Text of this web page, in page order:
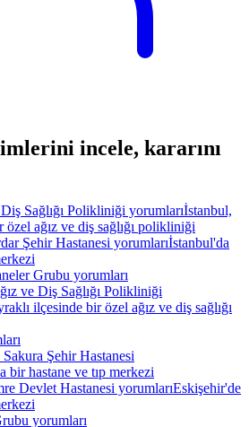
incele, kararını
Sağlığı Polikliniği yorumlarıİstanbul,
özel ağız ve diş sağlığı polikliniği
Şehir Hastanesi yorumlarıİstanbul'da
Grubu yorumları
ve Diş Sağlığı Polikliniği
ilçesinde bir özel ağız ve diş sağlığı
Şehir Hastanesi
bir hastane ve tıp merkezi
Devlet Hastanesi yorumlarıEskişehir'de
yorumları